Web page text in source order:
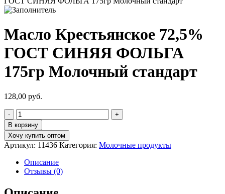
Масло Крестьянское 72,5%
ГОСТ СИНЯЯ ФОЛЬГА
175гр Молочный стандарт
128,00 руб.
Количество
товара
Масло
Крестьянское
72,5%
ГОСТ
СИНЯЯ
ФОЛЬГА
В корзину
Хочу купить оптом
Артикул: 11436 Категория: Молочные продукты
Описание
Отзывы (0)